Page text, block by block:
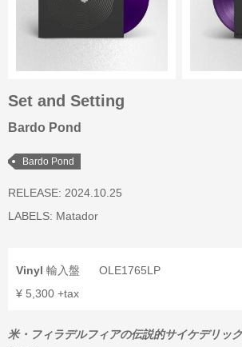
Set and Setting
Bardo Pond
Bardo Pond
RELEASE: 2024.10.25
LABELS: Matador
Vinyl 輸入盤
OLE1765LP
¥ 5,300 +tax
米・フィラデルフィアの伝説的サイケデリッ